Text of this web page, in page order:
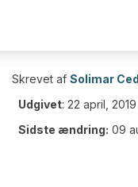
Skrevet af Solimar
Udgivet: 22 april,
Sidste ændring: 09